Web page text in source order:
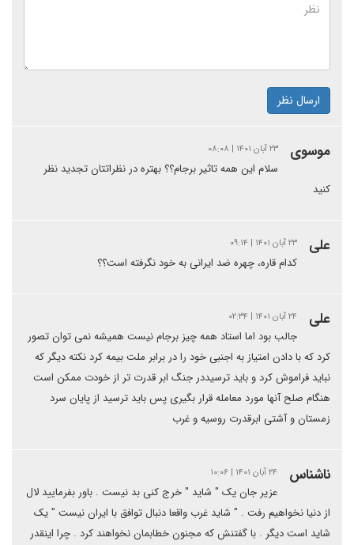
ارسال نظر
موسوی ۲۳ آبان ۱۴۰۱ | ۰۸:۰۸
سلام این همه تاثیر برجام؟؟ بهتره در نظراتتان تجدید نظر
کنید
علی ۲۳ آبان ۱۴۰۱ | ۰۹:۱۴
کدام قاره، چهره ضد ایرانی به خود نگرفته است؟؟
علی ۲۴ آبان ۱۴۰۱ | ۰۲:۳۴
جالب بود اما استاد همه چیز برجام نیست همیشه نمی توان تصور
کرد که با دادن امتیاز به اجنبی خود را در برابر ملت بیمه کرد نکته دیگر که
نباید فراموش کرد و باید ترسیددر جنگ ابر قدرت تر از خودت ممکن است
هنگام صلح آنها مورد معامله قرار بگیری پس باید ترسید از پایان سرد
زمستان و آشتی ابرقدرت روسیه و غرب
ناشناس ۲۴ آبان ۱۴۰۱ | ۱۰:۰۶
عزیر جان یک " شاید " خرج کنی بد نیست . باور بفرمایید لال
از دنیا نخواهیم رفت . " شاید غرب واقعا دنبال توافق با ایران نیست " یک
شاید است دیگر . با گفتنش که مجنون خطابمان نخواهند کرد . چرا اینقدر